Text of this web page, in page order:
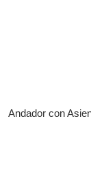
Andador con